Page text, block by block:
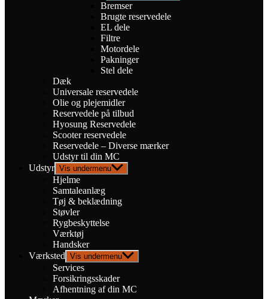
Bremser
Brugte reservedele
EL dele
Filtre
Motordele
Pakninger
Stel dele
Dæk
Universale reservedele
Olie og plejemidler
Reservedele på tilbud
Hyosung Reservedele
Scooter reservedele
Reservedele – Diverse mærker
Udstyr til din MC
Udstyr Vis undermenu
Hjelme
Samtaleanlæg
Tøj & beklædning
Støvler
Rygbeskyttelse
Værktøj
Handsker
Værksted Vis undermenu
Services
Forsikringsskader
Afhentning af din MC